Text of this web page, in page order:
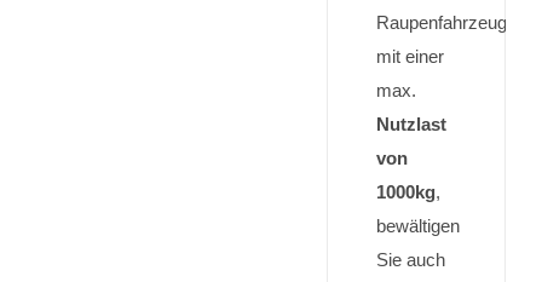
Raupenfahrzeug,
mit einer
max.
Nutzlast
von
1000kg,
bewältigen
Sie auch